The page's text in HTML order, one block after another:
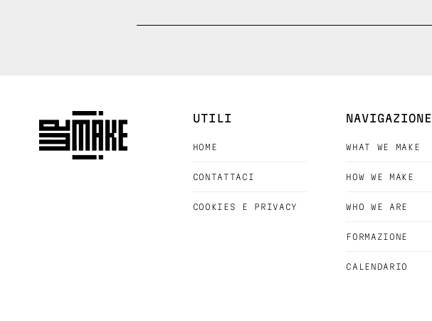
UTILI
HOME
CONTATTACI
COOKIES E PRIVACY
NAVIGAZIONE
WHAT WE MAKE
HOW WE MAKE
WHO WE ARE
FORMAZIONE
CALENDARIO